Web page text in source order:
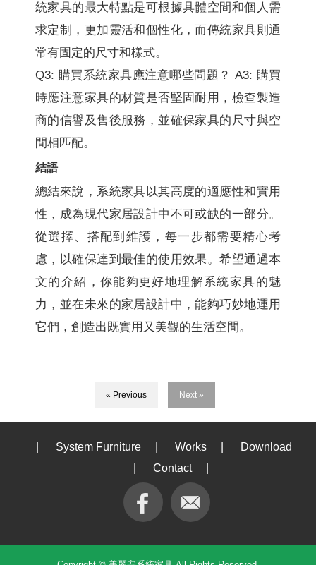
統家具的最大特點是可根據具體空間和個人需
求定制，更加靈活和個性化，而傳統家具則通
常有固定的尺寸和樣式。
Q3: 購買系統家具應注意哪些問題？ A3: 購買
時應注意家具的材質是否堅固耐用，檢查製造
商的信譽及售後服務，並確保家具的尺寸與空
間相匹配。
結語
總結來說，系統家具以其高度的適應性和實用
性，成為現代家居設計中不可或缺的一部分。
從選擇、搭配到維護，每一步都需要精心考
慮，以確保達到最佳的使用效果。希望通過本
文的介紹，你能夠更好地理解系統家具的魅
力，並在未來的家居設計中，能夠巧妙地運用
它們，創造出既實用又美觀的生活空間。
« Previous Next »
System Furniture Works
Download
Contact